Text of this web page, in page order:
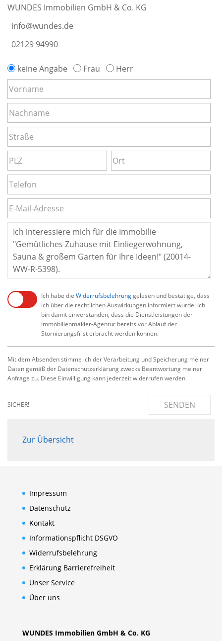
WUNDES Immobilien GmbH & Co. KG
info@wundes.de
02129 94990
keine Angabe Frau Herr
Ich habe die Widerrufsbelehrunggelesen und bestätige, dass
ich über die rechtlichen Auswirkungen informiert wurde. Ich
bin damit einverstanden, dass die Dienstleistungen der
Immobilienmakler-Agentur bereits vor Ablauf der
Stornierungsfrist erbracht werden können.
Mit dem Absenden stimme ich der Verarbeitung und Speicherung meiner
Daten gemäß der Datenschutzerklärung zwecks Beantwortung meiner
Anfrage zu. Diese Einwilligung kann jederzeit widerrufen werden.
SICHER! SENDEN
Zur Übersicht
Impressum
Datenschutz
Kontakt
Informationspflicht DSGVO
Widerrufsbelehrung
Erklärung Barrierefreiheit
Unser Service
Über uns
WUNDES Immobilien GmbH & Co. KG